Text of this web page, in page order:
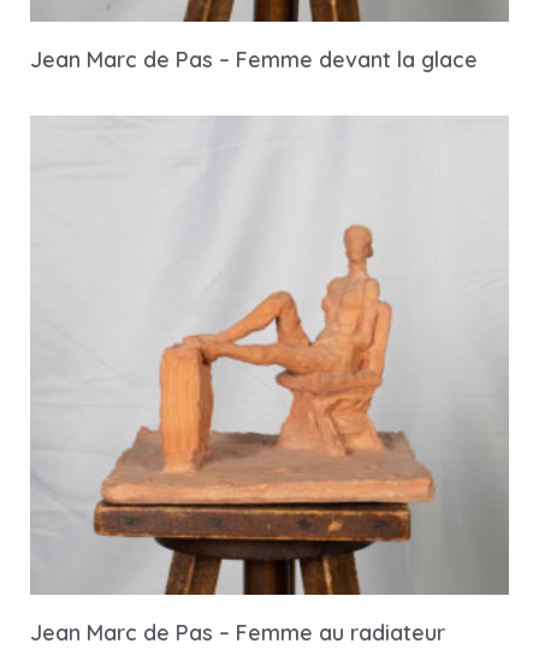
Jean Marc de Pas – Femme devant la glace
Jean Marc de Pas – Femme au radiateur